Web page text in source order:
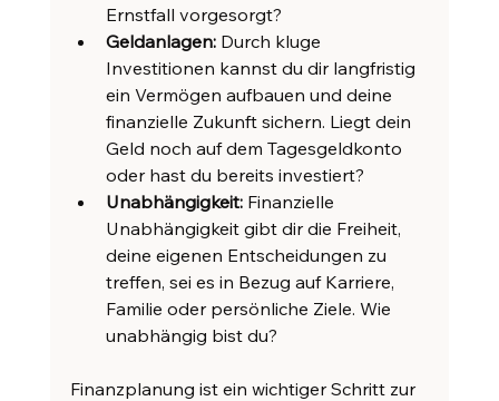
Ernstfall vorgesorgt?
Geldanlagen: Durch kluge
Investitionen kannst du dir langfristig
ein Vermögen aufbauen und deine
finanzielle Zukunft sichern. Liegt dein
Geld noch auf dem Tagesgeldkonto
oder hast du bereits investiert?
Unabhängigkeit: Finanzielle
Unabhängigkeit gibt dir die Freiheit,
deine eigenen Entscheidungen zu
treffen, sei es in Bezug auf Karriere,
Familie oder persönliche Ziele. Wie
unabhängig bist du?
Finanzplanung ist ein wichtiger Schritt zur